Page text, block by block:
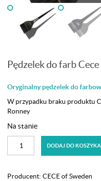
Pędzelek do farb Cece
Oryginalny pędzelek do
W przypadku braku produktu
Ronney
Na stanie
farb
DODAJ DO KOSZYKA
Producent: CECE of Sweden